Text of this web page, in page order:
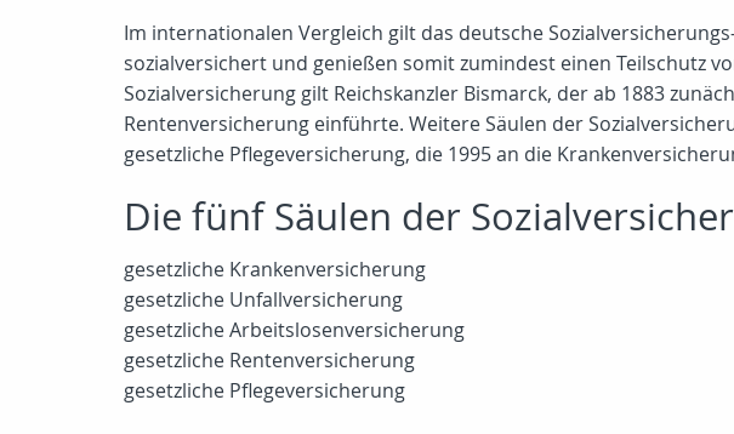
Im internationalen Vergleich gilt das deutsche
sozialversichert und genießen somit zumindest einen Teilschutz
Sozialversicherung gilt Reichskanzler Bismarck, der ab 1883
Rentenversicherung einführte. Weitere Säulen der
gesetzliche Pflegeversicherung, die 1995 an die
Die fünf Säulen der
gesetzliche Krankenversicherung
gesetzliche Unfallversicherung
gesetzliche Arbeitslosenversicherung
gesetzliche Rentenversicherung
gesetzliche Pflegeversicherung